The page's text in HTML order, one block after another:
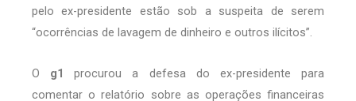
pelo ex-presidente estão sob a suspeita de serem
“ocorrências de lavagem de dinheiro e outros ilícitos”.
O g1procurou a defesa do ex-presidente para
comentar o relatório sobre as operações financeiras